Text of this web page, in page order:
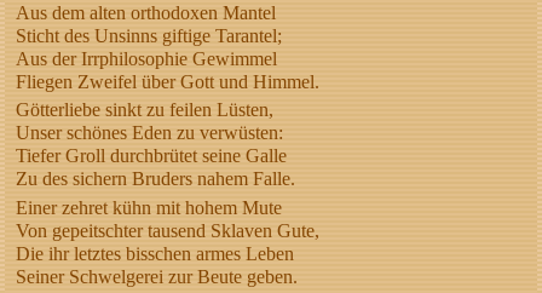
Aus dem alten orthodoxen Mantel
Sticht des Unsinns giftige Tarantel;
Aus der Irrphilosophie Gewimmel
Fliegen Zweifel über Gott und Himmel.
Götterliebe sinkt zu feilen Lüsten,
Unser schönes Eden zu verwüsten:
Tiefer Groll durchbrütet seine Galle
Zu des sichern Bruders nahem Falle.
Einer zehret kühn mit hohem Mute
Von gepeitschter tausend Sklaven Gute,
Die ihr letztes bisschen armes Leben
Seiner Schwelgerei zur Beute geben.